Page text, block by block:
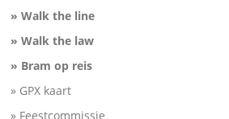
» Walk the line
» Walk the law
» Bram op reis
» GPX kaart
» Feestcommissie